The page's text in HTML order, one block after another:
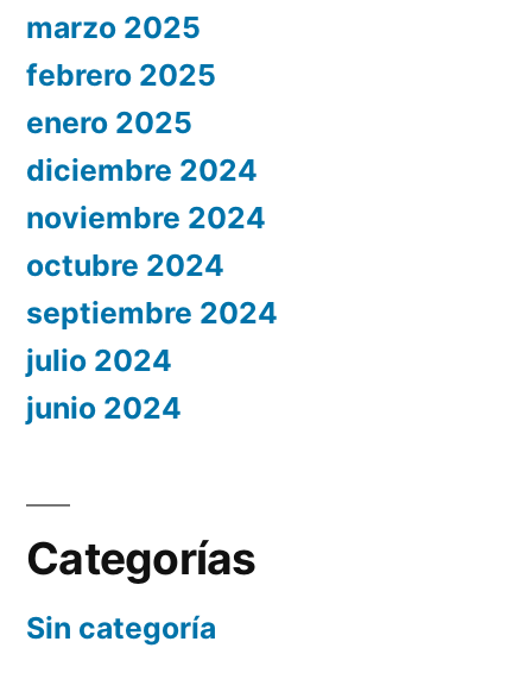
marzo 2025
febrero 2025
enero 2025
diciembre 2024
noviembre 2024
octubre 2024
septiembre 2024
julio 2024
junio 2024
Categorías
Sin categoría